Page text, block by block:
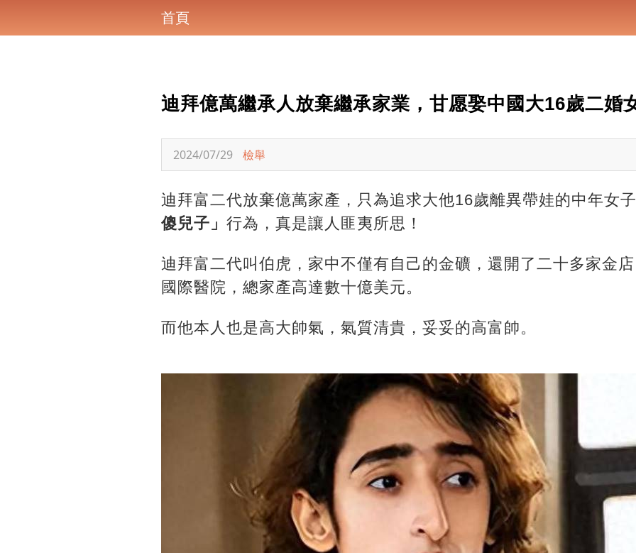
首頁
迪拜億萬繼承人放棄繼承家業，甘愿娶中國大16歲二婚
2024/07/29 檢舉
迪拜富二代放棄億萬家產，只為追求大他16歲離異帶娃的中年女
傻兒子」 行為，真是讓人匪夷所思！
迪拜富二代叫伯虎，家中不僅有自己的金礦，還開了二十多家金
國際醫院，總家產高達數十億美元。
而他本人也是高大帥氣，氣質清貴，妥妥的高富帥。